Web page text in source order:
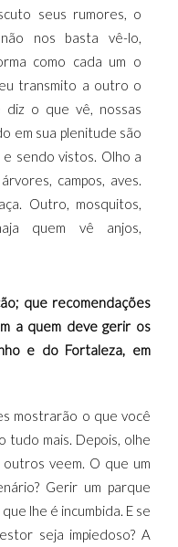
seus rumores, o
nos basta vê-lo,
como cada um o
transmito a outro o
o que vê, nossas
em sua plenitude são
sendo vistos. Olho a
campos, aves.
Outro, mosquitos,
quem vê anjos,
que recomendações
a quem deve gerir os
e do Fortaleza, em
mostrarão o que você
tudo mais. Depois, olhe
veem. O que um
Gerir um parque
lhe é incumbida. E se
seja impiedoso? A